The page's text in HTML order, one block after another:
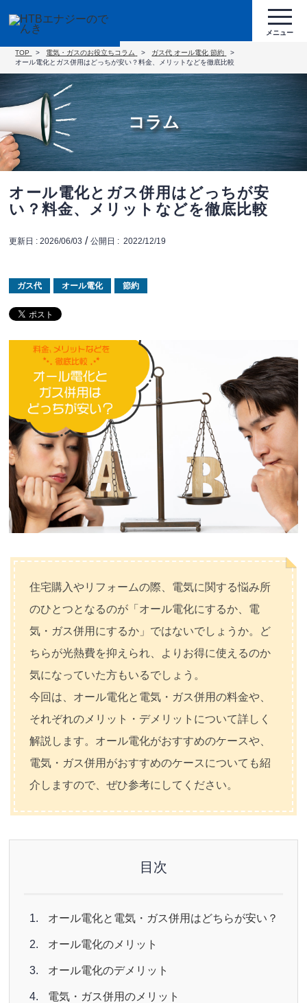
TOP 電気・ガスのお役立ちコラム ガス代 オール電化 節約
オール電化とガス併用はどっちが安い？料金、メリットなどを徹底比較
コラム
オール電化とガス併用はどっちが安
い？料金、メリットなどを徹底比較
更新日 :2026/06/03 /公開日 : 2022/12/19
ガス代 オール電化 節約
住宅購入やリフォームの際、電気に関する悩み所
のひとつとなるのが「オール電化にするか、電
気・ガス併用にするか」ではないでしょうか。ど
ちらが光熱費を抑えられ、よりお得に使えるのか
気になっていた方もいるでしょう。
今回は、オール電化と電気・ガス併用の料金や、
それぞれのメリット・デメリットについて詳しく
解説します。オール電化がおすすめのケースや、
電気・ガス併用がおすすめのケースについても紹
介しますので、ぜひ参考にしてください。
目次
オール電化と電気・ガス併用はどちらが安い？
オール電化のメリット
オール電化のデメリット
電気・ガス併用のメリット